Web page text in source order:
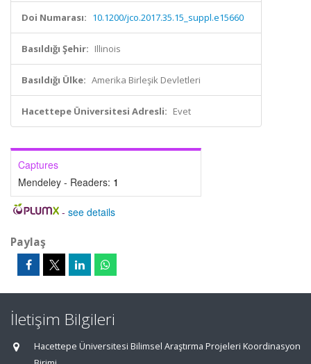
Doi Numarası: 10.1200/jco.2017.35.15_suppl.e15660
Basıldığı Şehir: Illinois
Basıldığı Ülke: Amerika Birleşik Devletleri
Hacettepe Üniversitesi Adresli: Evet
Captures
Mendeley - Readers: 1
- see details
Paylaş
İletişim Bilgileri
Hacettepe Üniversitesi Bilimsel Araştırma Projeleri Koordinasyon